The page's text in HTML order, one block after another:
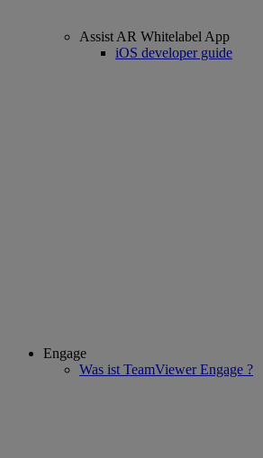
Assist AR Whitelabel App
iOS developer guide
Engage
Was ist TeamViewer Engage ?